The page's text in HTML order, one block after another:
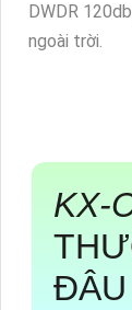
DWDR
ngoài trời.
KX-
ĐÂU